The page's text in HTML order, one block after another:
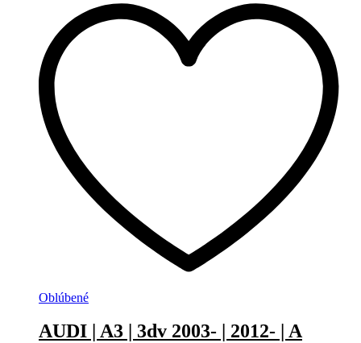
Oblúbené
AUDI | A3 | 3dv 2003- | 2012- | A